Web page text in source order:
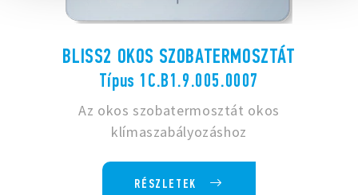
BLISS2 OKOS SZOBATERMOSZTÁT
Típus 1C.B1.9.005.0007
Az okos szobatermosztát okos
klímaszabályozáshoz
RÉSZLETEK